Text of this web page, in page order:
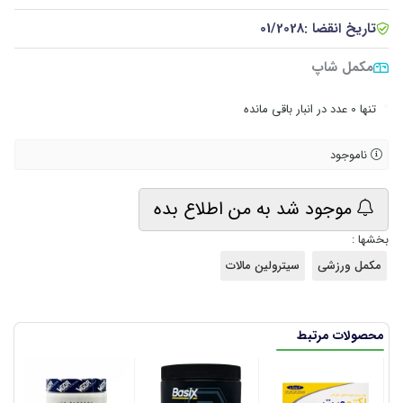
تاریخ انقضا :01/2028
مکمل شاپ
تنها 0 عدد در انبار باقی مانده
ناموجود
موجود شد به من اطلاع بده
بخشها :
مکمل ورزشی
سیترولین مالات
محصولات مرتبط